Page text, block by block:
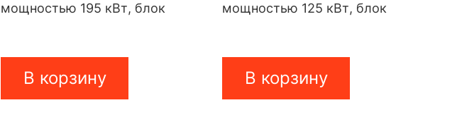
мощностью 195 кВт, блок
В корзину
мощностью 125 кВт, блок
В корзину